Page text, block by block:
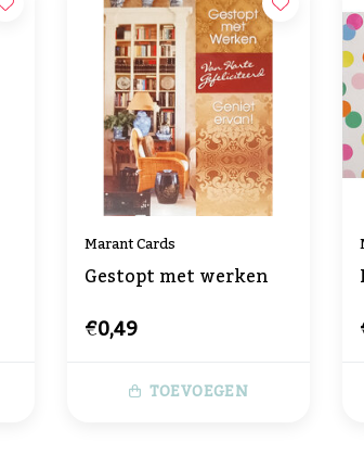
Marant Cards
Gestopt met werken
€0,49
TOEVOEGEN